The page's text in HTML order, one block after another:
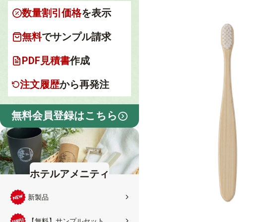
数量割引価格を表示
無料でサンプル請求
PDF見積書作成
注文履歴から再発注
無料会員登録はこちら
ホテルアメニティ
新製品